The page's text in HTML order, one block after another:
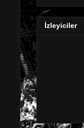
İzleyiciler